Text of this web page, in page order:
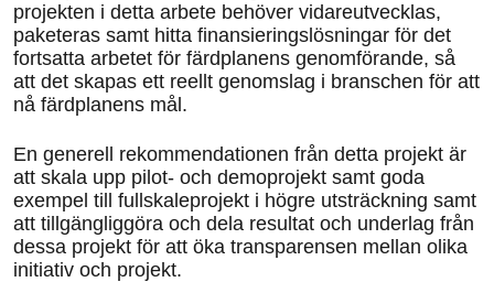
projekten i detta arbete behöver vidareutvecklas,
paketeras samt hitta finansieringslösningar för det
fortsatta arbetet för färdplanens genomförande, så
att det skapas ett reellt genomslag i branschen för att
nå färdplanens mål.
En generell rekommendationen från detta projekt är
att skala upp pilot- och demoprojekt samt goda
exempel till fullskaleprojekt i högre utsträckning samt
att tillgängliggöra och dela resultat och underlag från
dessa projekt för att öka transparensen mellan olika
initiativ och projekt.